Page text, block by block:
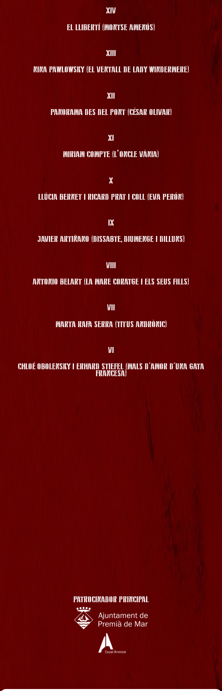
XIV
EL LLIBERTÍ (MONTSE AMENÓS)
XIII
NINA PAWLOWSKY (EL VENTALL DE LADY WINDERMERE)
XII
PANORAMA DES DEL PONT (CÉSAR OLIVAR)
XI
MIRIAM COMPTE (L’ONCLE VÀNIA)
X
LLÚCIA BERNET I RICARD PRAT I COLL (EVA PERÓN)
IX
JAVIER ARTIÑANO (DISSABTE, DIUMENGE I DILLUNS)
VIII
ANTONIO BELART (LA MARE CORATGE I ELS SEUS FILLS)
VII
MARTA RAFA SERRA (TITUS ANDRÒNIC)
VI
CHLOÉ OBOLENSKY I ERHARD STIEFEL (MALS D'AMOR D'UNA GATA
FRANCESA)
PATROCINADOR PRINCIPAL